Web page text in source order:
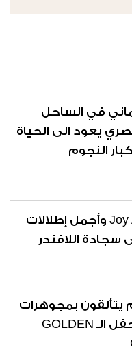
في الساحل
يعود الى الحياة
Joy Awards 2026 وأجمل إطلالات
سجادة اللافندر
يتألقون بمجوهرات
ساحرة في حفل الـ GOLDEN